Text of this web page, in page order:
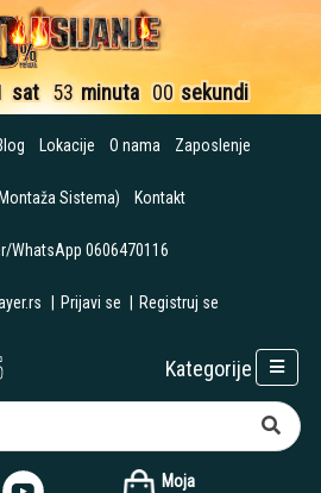
sat 52 minuta 59 sekundi
Lokacije O nama Zaposlenje
Sistema) Kontakt
WhatsApp 0606470116
Prijavi se Registruj se
Moja
Kategorije